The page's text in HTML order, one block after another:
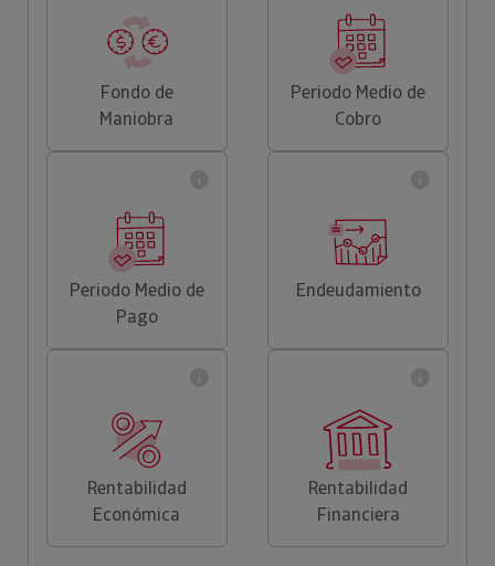
Fondo de
Maniobra
Periodo Medio de
Cobro
Periodo Medio de
Pago
Endeudamiento
Rentabilidad
Económica
Rentabilidad
Financiera